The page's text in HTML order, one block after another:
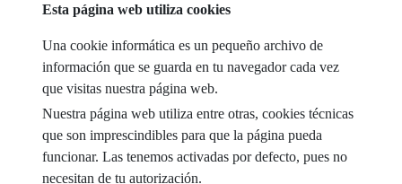
mensaje
Captcha
Esta página web utiliza cookies
Una cookie informática es un pequeño archivo de
información que se guarda en tu navegador cada vez
que visitas nuestra página web.
Nuestra página web utiliza entre otras, cookies técnicas
que son imprescindibles para que la página pueda
funcionar. Las tenemos activadas por defecto, pues no
necesitan de tu autorización.